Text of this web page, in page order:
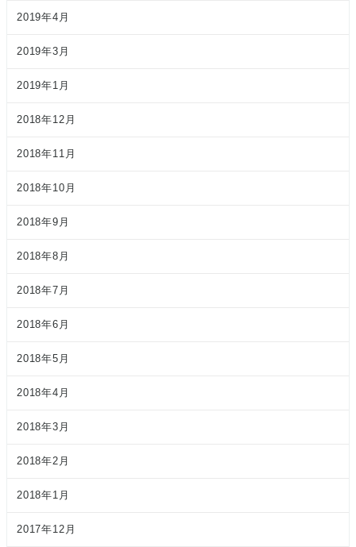
2019年4月
2019年3月
2019年1月
2018年12月
2018年11月
2018年10月
2018年9月
2018年8月
2018年7月
2018年6月
2018年5月
2018年4月
2018年3月
2018年2月
2018年1月
2017年12月